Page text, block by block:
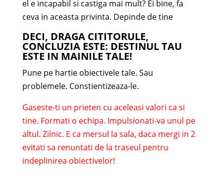
el e incapabil si castiga mai mult? Ei bine, fa
ceva in aceasta privinta. Depinde de tine
DECI, DRAGA CITITORULE,
CONCLUZIA ESTE: DESTINUL TAU
ESTE IN MAINILE TALE!
Pune pe hartie obiectivele tale. Sau
problemele. Constientizeaza-le.
Gaseste-ti un prieten cu aceleasi valori ca si
tine. Formati o echipa. Impulsionati-va unul pe
altul. Zilnic. E ca mersul la sala, daca mergi in 2
evitati sa renuntati de la traseul pentru
indeplinirea obiectivelor!